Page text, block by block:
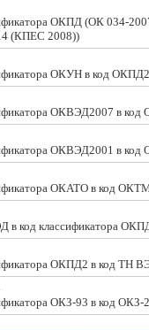
ОКПД (ОК 034-
(КПЕС 2008))
ОКУН в код ОКПД2
ОКВЭД2007 в
ОКВЭД2001 в
ОКАТО в код
в код классификатора
ОКПД2 в код ТН
ОКЗ-93 в код ОКЗ-